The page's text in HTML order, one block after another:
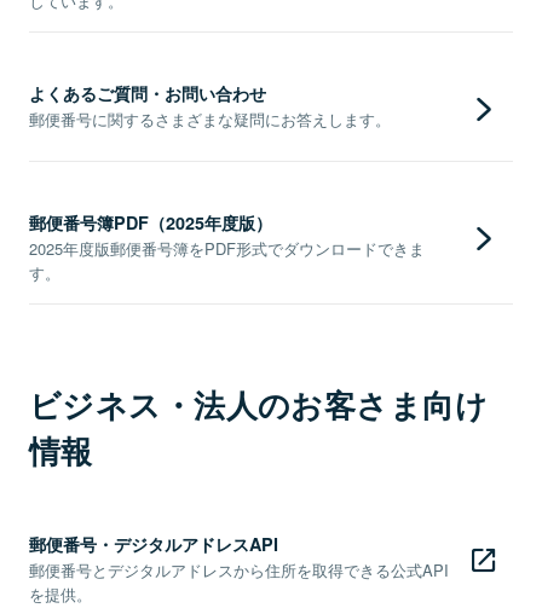
よくあるご質問・お問い合わせ
郵便番号に関するさまざまな疑問にお答えします。
郵便番号簿PDF（2025年度版）
2025年度版郵便番号簿をPDF形式でダウンロードできま
す。
ビジネス・法人のお客さま向け
情報
郵便番号・デジタルアドレスAPI
郵便番号とデジタルアドレスから住所を取得できる公式API
を提供。